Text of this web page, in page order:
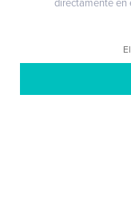
directamente en